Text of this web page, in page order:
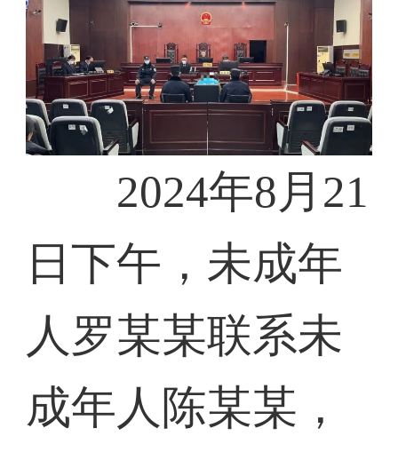
2024年8月21
日下午，未成年
人罗某某联系未
成年人陈某某，